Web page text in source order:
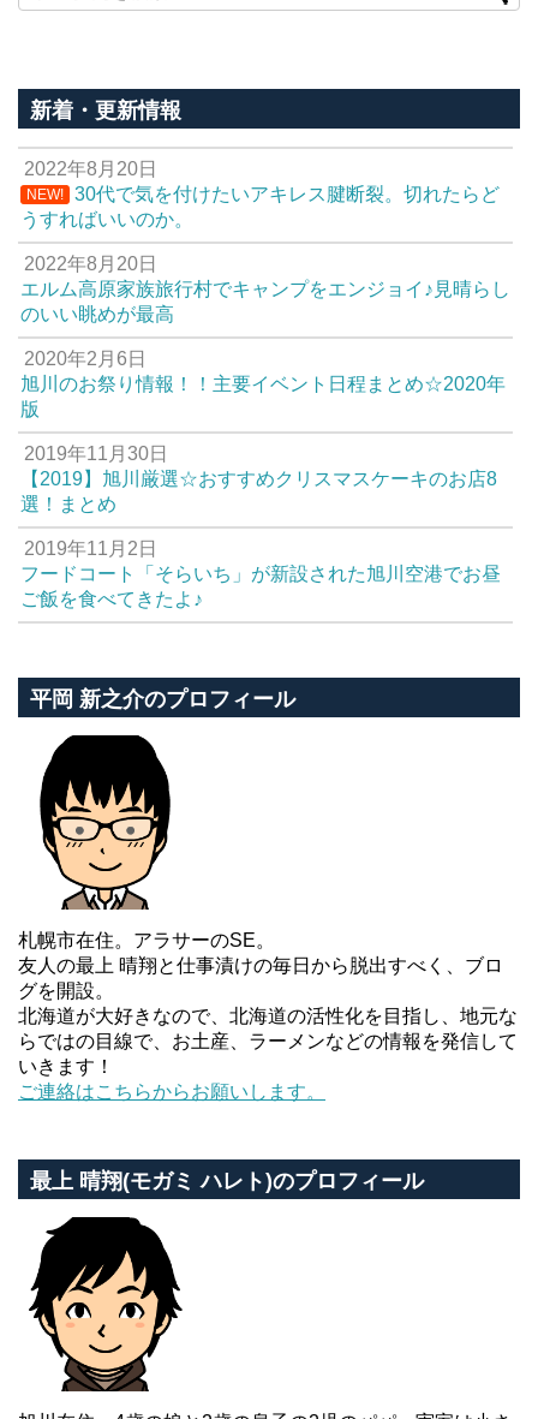
新着・更新情報
2022年8月20日
NEW!
30代で気を付けたいアキレス腱断裂。切れたらど
うすればいいのか。
2022年8月20日
エルム高原家族旅行村でキャンプをエンジョイ♪見晴らし
のいい眺めが最高
2020年2月6日
旭川のお祭り情報！！主要イベント日程まとめ☆2020年
版
2019年11月30日
【2019】旭川厳選☆おすすめクリスマスケーキのお店8
選！まとめ
2019年11月2日
フードコート「そらいち」が新設された旭川空港でお昼
ご飯を食べてきたよ♪
平岡 新之介のプロフィール
札幌市在住。アラサーのSE。
友人の最上 晴翔と仕事漬けの毎日から脱出すべく、ブロ
グを開設。
北海道が大好きなので、北海道の活性化を目指し、地元な
らではの目線で、お土産、ラーメンなどの情報を発信して
いきます！
ご連絡はこちらからお願いします。
最上 晴翔(モガミ ハレト)のプロフィール